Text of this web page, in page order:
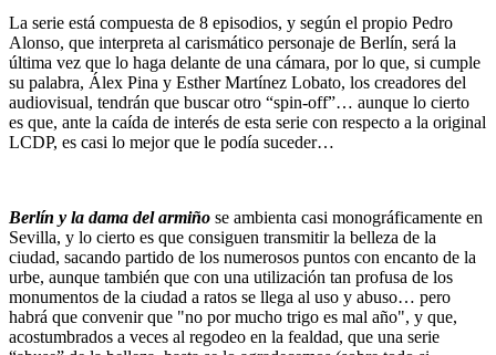
La serie está compuesta de 8 episodios, y según el propio Pedro
Alonso, que interpreta al carismático personaje de Berlín, será la
última vez que lo haga delante de una cámara, por lo que, si cumple
su palabra, Álex Pina y Esther Martínez Lobato, los creadores del
audiovisual, tendrán que buscar otro “spin-off”… aunque lo cierto
es que, ante la caída de interés de esta serie con respecto a la original
LCDP, es casi lo mejor que le podía suceder…
Berlín y la dama del armiño se ambienta casi monográficamente en
Sevilla, y lo cierto es que consiguen transmitir la belleza de la
ciudad, sacando partido de los numerosos puntos con encanto de la
urbe, aunque también que con una utilización tan profusa de los
monumentos de la ciudad a ratos se llega al uso y abuso… pero
habrá que convenir que "no por mucho trigo es mal año", y que,
acostumbrados a veces al regodeo en la fealdad, que una serie